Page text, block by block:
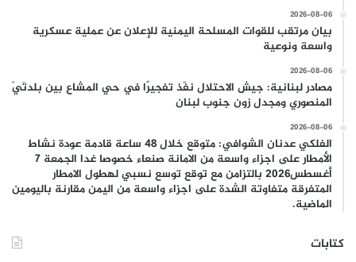
2026-08-06
بيان مرتقب للقوات المسلحة اليمنية للإعلان عن عملية عسكرية
واسعة ونوعية
2026-08-06
مصادر لبنانية: جيش الاحتلال نفّذ تفجيرًا في حي المشاع بين بلدتَيْ
المنصوري ومجدل زون جنوب لبنان
2026-08-06
الفلكي عدنان الشوافي: متوقع خلال 48 ساعة قادمة عودة نشاط
الأمطار على اجزاء واسعة من الامانة صنعاء خصوصا غدا الجمعة 7
أغسطس2026 بالتزامن مع توقع توسع نسبي لهطول الامطار
المتفرقة متفاوتة الشدة على اجزاء واسعة من اليمن مقارنة باليومين
الماضية.
كتابات